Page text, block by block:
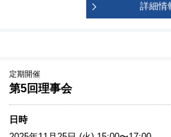
詳細情
定期開催
第5回理事会
日時